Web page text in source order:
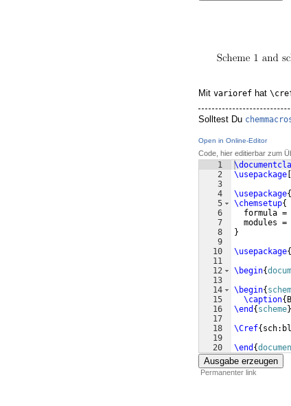
Mit varioref hat
Solltest Du
Open in Online-Editor
Code, hier editierbar zum
1
2
3
4
5
6
7
8
9
10
11
12
13
14
15
16
17
18
19
20
\usepackage
\usepackage{
\chemsetup{
formula =
modules =
}
\usepackage{
\begin{
\begin{
\caption{
\end { scheme}
\Cref{
\end {
Ausgabe erzeugen
Permanenter link